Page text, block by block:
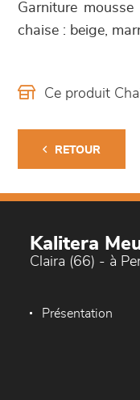
Garniture
chaise : beige,
Ce produit
RETOUR
Kalitera
Claira (66) - à
Présentation